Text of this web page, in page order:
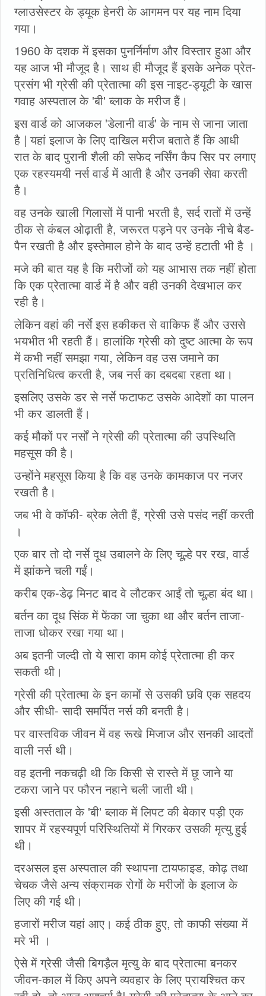
ग्लाउसेस्टर के ड्यूक हेनरी के आगमन पर यह नाम दिया
गया।
1960 के दशक में इसका पुनर्निर्माण और विस्तार हुआ और
यह आज भी मौजूद है। साथ ही मौजूद हैं इसके अनेक प्रेत-
प्रसंग भी ग्रेसी की प्रेतात्मा की इस नाइट-ड्यूटी के खास
गवाह अस्पताल के 'बी' ब्लाक के मरीज हैं।
इस वार्ड को आजकल 'डेलानी वार्ड' के नाम से जाना जाता
है | यहां इलाज के लिए दाखिल मरीज बताते हैं कि आधी
रात के बाद पुरानी शैली की सफेद नर्सिंग कैप सिर पर लगाए
एक रहस्यमयी नर्स वार्ड में आती है और उनकी सेवा करती
है।
वह उनके खाली गिलासों में पानी भरती है, सर्द रातों में उन्हें
ठीक से कंबल ओढ़ाती है, जरूरत पड़ने पर उनके नीचे बैड-
पैन रखती है और इस्तेमाल होने के बाद उन्हें हटाती भी है ।
मजे की बात यह है कि मरीजों को यह आभास तक नहीं होता
कि एक प्रेतात्मा वार्ड में है और वही उनकी देखभाल कर
रही है।
लेकिन वहां की नर्से इस हकीकत से वाकिफ हैं और उससे
भयभीत भी रहती हैं। हालांकि ग्रेसी को दुष्ट आत्मा के रूप
में कभी नहीं समझा गया, लेकिन वह उस जमाने का
प्रतिनिधित्व करती है, जब नर्स का दबदबा रहता था।
इसलिए उसके डर से नर्से फटाफट उसके आदेशों का पालन
भी कर डालती हैं।
कई मौकों पर नर्सों ने ग्रेसी की प्रेतात्मा की उपस्थिति
महसूस की है।
उन्होंने महसूस किया है कि वह उनके कामकाज पर नजर
रखती है।
जब भी वे कॉफी- ब्रेक लेती हैं, ग्रेसी उसे पसंद नहीं करती
।
एक बार तो दो नर्से दूध उबालने के लिए चूल्हे पर रख, वार्ड
में झांकने चली गईं।
करीब एक-डेढ़ मिनट बाद वे लौटकर आईं तो चूल्हा बंद था।
बर्तन का दूध सिंक में फेंका जा चुका था और बर्तन ताजा-
ताजा धोकर रखा गया था।
अब इतनी जल्दी तो ये सारा काम कोई प्रेतात्मा ही कर
सकती थी।
ग्रेसी की प्रेतात्मा के इन कामों से उसकी छवि एक सहदय
और सीधी- सादी समर्पित नर्स की बनती है।
पर वास्तविक जीवन में वह रूखे मिजाज और सनकी आदतों
वाली नर्स थी।
वह इतनी नकचढ़ी थी कि किसी से रास्ते में छू जाने या
टकरा जाने पर फौरन नहाने चली जाती थी।
इसी अस्तताल के 'बी' ब्लाक में लिपट की बेकार पड़ी एक
शापर में रहस्यपूर्ण परिस्थितियों में गिरकर उसकी मृत्यु हुई
थी।
दरअसल इस अस्पताल की स्थापना टायफाइड, कोढ़ तथा
चेचक जैसे अन्य संक्रामक रोगों के मरीजों के इलाज के
लिए की गई थी।
हजारों मरीज यहां आए। कई ठीक हुए, तो काफी संख्या में
मरे भी ।
ऐसे में ग्रेसी जैसी बिगड़ैल मृत्यु के बाद प्रेतात्मा बनकर
जीवन-काल में किए अपने व्यवहार के लिए प्रायश्चित कर